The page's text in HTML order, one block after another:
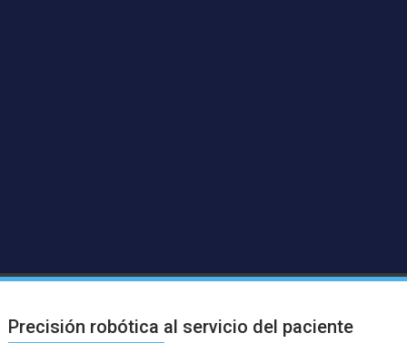
Precisión robótica al servicio del paciente